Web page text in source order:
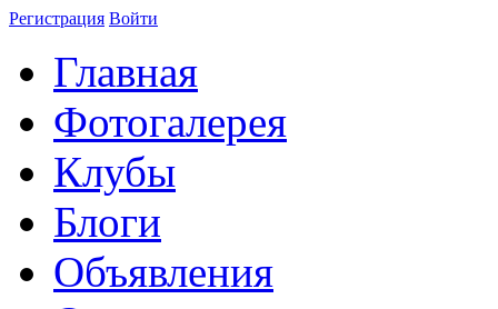
Регистрация Войти
Главная
Фотогалерея
Клубы
Блоги
Объявления